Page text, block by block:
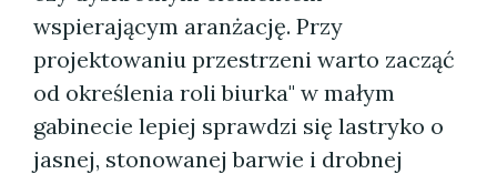
wspierającym aranżację. Przy
projektowaniu przestrzeni warto zacząć
od określenia roli biurka" w małym
gabinecie lepiej sprawdzi się lastryko o
jasnej, stonowanej barwie i drobnej